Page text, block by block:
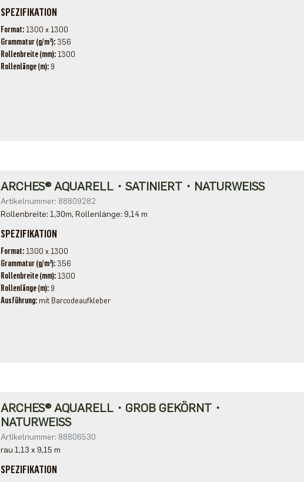
SPEZIFIKATION
Format 1300 x 1300
Grammatur (g/m²) 356
Rollenbreite (mm) 1300
Rollenlänge (m) 9
ARCHES® AQUARELL・SATINIERT・NATURWEISS
Artikelnummer: 88809282
Rollenbreite: 1,30m, Rollenlänge: 9,14 m
SPEZIFIKATION
Format 1300 x 1300
Grammatur (g/m²) 356
Rollenbreite (mm) 1300
Rollenlänge (m) 9
Ausführung mit Barcodeaufkleber
ARCHES® AQUARELL・GROB GEKÖRNT・
NATURWEISS
Artikelnummer: 88806530
rau 1,13 x 9,15 m
SPEZIFIKATION